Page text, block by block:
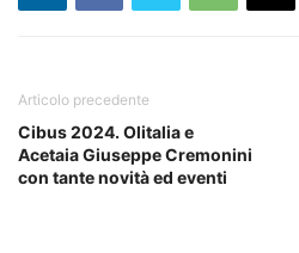
Articolo precedente
Cibus 2024. Olitalia e
Acetaia Giuseppe Cremonini
con tante novità ed eventi